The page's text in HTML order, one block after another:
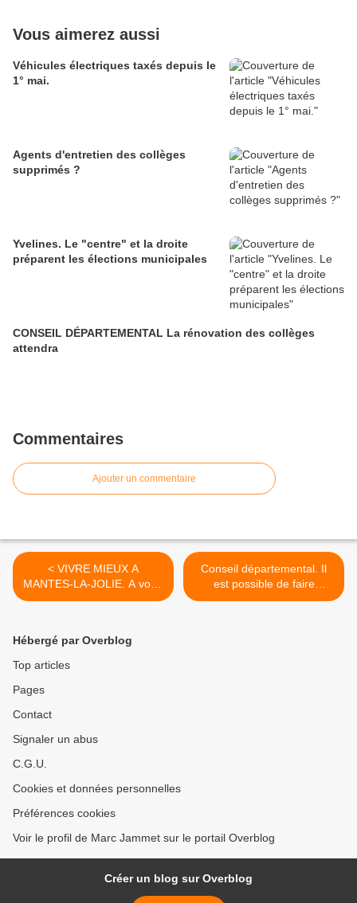
Vous aimerez aussi
Véhicules électriques taxés depuis le
1° mai.
Agents d'entretien des collèges
supprimés ?
Yvelines. Le "centre" et la droite
préparent les élections municipales
CONSEIL DÉPARTEMENTAL La rénovation des collèges
attendra
Commentaires
Ajouter un commentaire
< VIVRE MIEUX A
MANTES-LA-JOLIE. A votre
écoute
Conseil départemental. Il
est possible de faire
autrement. Démocratie
Hébergé par Overblog
Top articles
Pages
Contact
Signaler un abus
C.G.U.
Cookies et données personnelles
Préférences cookies
Voir le profil de Marc Jammet sur le portail Overblog
Créer un blog sur Overblog